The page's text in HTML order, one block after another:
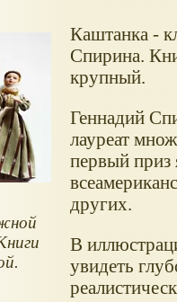
Каштанка -
Спирина.
крупный.
Геннадий
лауреат
первый приз
других.
В
увидеть